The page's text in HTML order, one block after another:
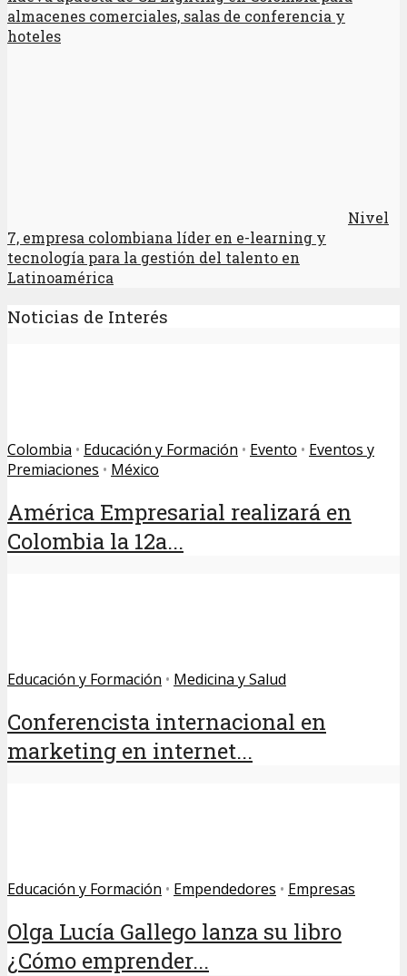
almacenes comerciales, salas de conferencia y
hoteles
Nivel
7, empresa colombiana líder en e-learning y
tecnología para la gestión del talento en
Latinoamérica
Noticias de Interés
Colombia • Educación y Formación • Evento • Eventos y
Premiaciones • México
América Empresarial realizará en
Colombia la 12a...
Educación y Formación • Medicina y Salud
Conferencista internacional en
marketing en internet...
Educación y Formación • Empendedores • Empresas
Olga Lucía Gallego lanza su libro
¿Cómo emprender...